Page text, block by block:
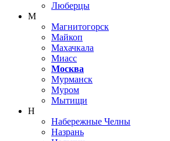
Люберцы
М
Магнитогорск
Майкоп
Махачкала
Миасс
Москва
Мурманск
Муром
Мытищи
Н
Набережные Челны
Назрань